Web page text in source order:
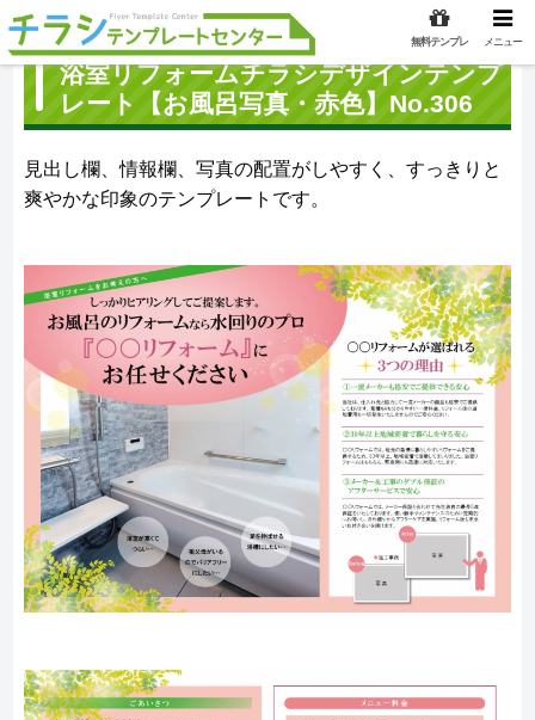
浴室リフォームチラシデザインテンプ
レート【お風呂写真・赤色】No.306
見出し欄、情報欄、写真の配置がしやすく、すっきりと
爽やかな印象のテンプレートです。
無料テンプレ メニュー